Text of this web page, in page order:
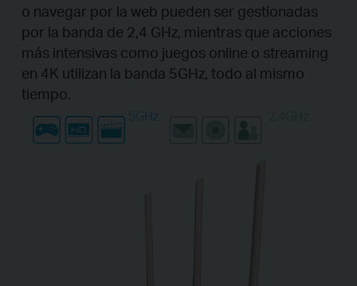
o navegar por la web pueden ser gestionadas
por la banda de 2,4 GHz, mientras que acciones
más intensivas como juegos online o streaming
en 4K utilizan la banda 5GHz, todo al mismo
tiempo.